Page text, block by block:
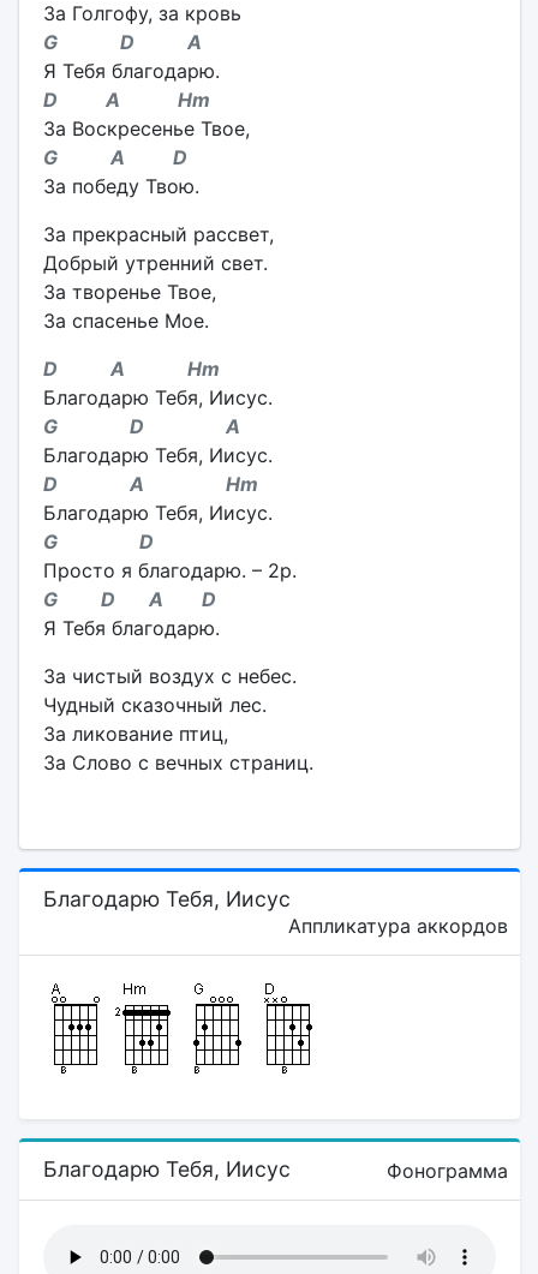
За Голгофу, за кровь
G D A
Я Тебя благодарю.
D A Hm
За Воскресенье Твое,
G A D
За победу Твою.
За прекрасный рассвет,
Добрый утренний свет.
За творенье Твое,
За спасенье Мое.
D A Hm
Благодарю Тебя, Иисус.
G D A
Благодарю Тебя, Иисус.
D A Hm
Благодарю Тебя, Иисус.
G D
Просто я благодарю. – 2p.
G D A D
Я Тебя благодарю.
За чистый воздух с небес.
Чудный сказочный лес.
За ликование птиц,
За Слово с вечных страниц.
Благодарю Тебя, Иисус
Аппликатура аккордов
Благодарю Тебя, Иисус Фонограмма